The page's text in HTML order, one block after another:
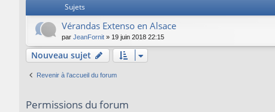
Sujets
Vérandas Extenso en Alsace
par JeanFornit » 19 juin 2018 22:15
Nouveau sujet
Revenir à l’accueil du forum
Permissions du forum